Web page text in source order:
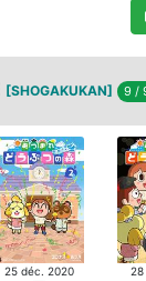
[SHOGAKUKAN] 9 /
25 déc. 2020 28